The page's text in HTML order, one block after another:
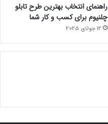
راهنمای انتخاب بهترین طرح تابلو
چلنیوم برای کسب و کار شما
12 جولای 2025